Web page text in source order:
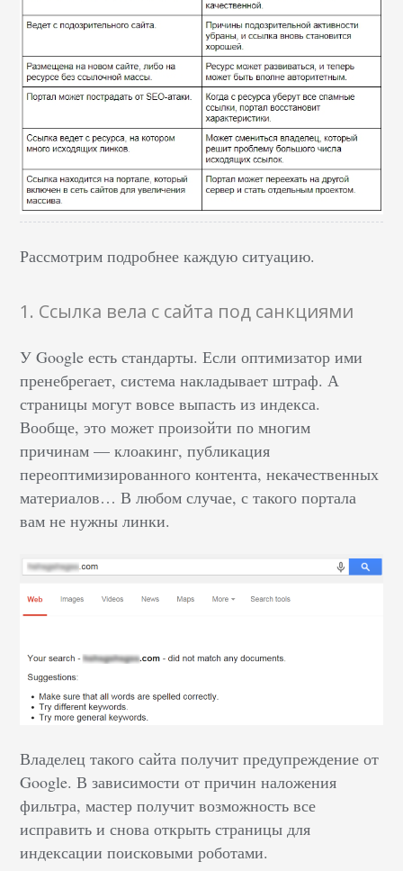
Рассмотрим подробнее каждую ситуацию.
1. Ссылка вела с сайта под санкциями
У Google есть стандарты. Если оптимизатор ими
пренебрегает, система накладывает штраф. А
страницы могут вовсе выпасть из индекса.
Вообще, это может произойти по многим
причинам — клоакинг, публикация
переоптимизированного контента, некачественных
материалов… В любом случае, с такого портала
вам не нужны линки.
Владелец такого сайта получит предупреждение от
Google. В зависимости от причин наложения
фильтра, мастер получит возможность все
исправить и снова открыть страницы для
индексации поисковыми роботами.